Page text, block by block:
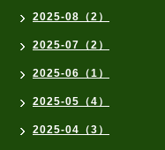
2025-08（2）
2025-07（2）
2025-06（1）
2025-05（4）
2025-04（3）